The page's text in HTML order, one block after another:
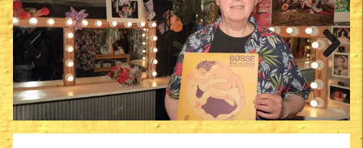
Previous Next